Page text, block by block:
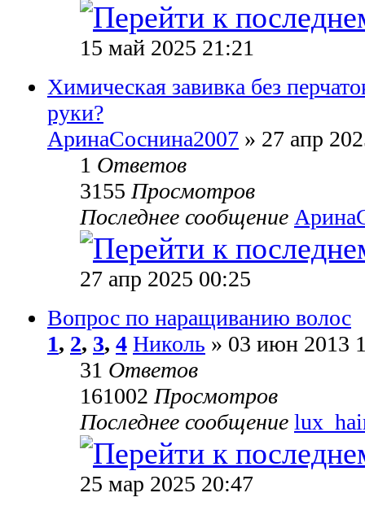
15 май 2025 21:21
Химическая завивка без
руки?
АринаСоснина2007 » 27 апр
1 Ответов
3155Просмотров
Последнее сообщение
27 апр 2025 00:25
Вопрос по наращиванию волос
1, 2, 3, 4 Николь » 03 июн 2013
31 Ответов
161002Просмотров
Последнее сообщение
25 мар 2025 20:47